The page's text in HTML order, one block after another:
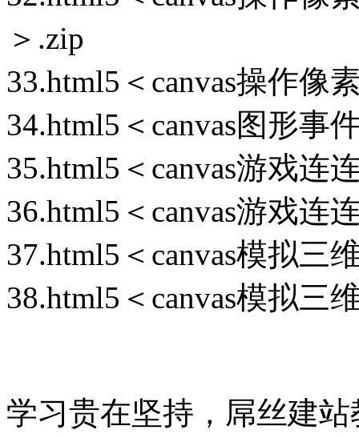
＞.zip
33.html5＜canvas操作像
34.html5＜canvas图形事
35.html5＜canvas游戏连
36.html5＜canvas游戏连
37.html5＜canvas模拟三
38.html5＜canvas模拟三
学习贵在坚持，屌丝建